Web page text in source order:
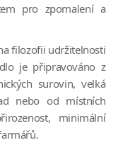
pro zpomalení a
filozofii udržitelnosti
je připravováno z
surovin, velká
nebo od místních
minimální